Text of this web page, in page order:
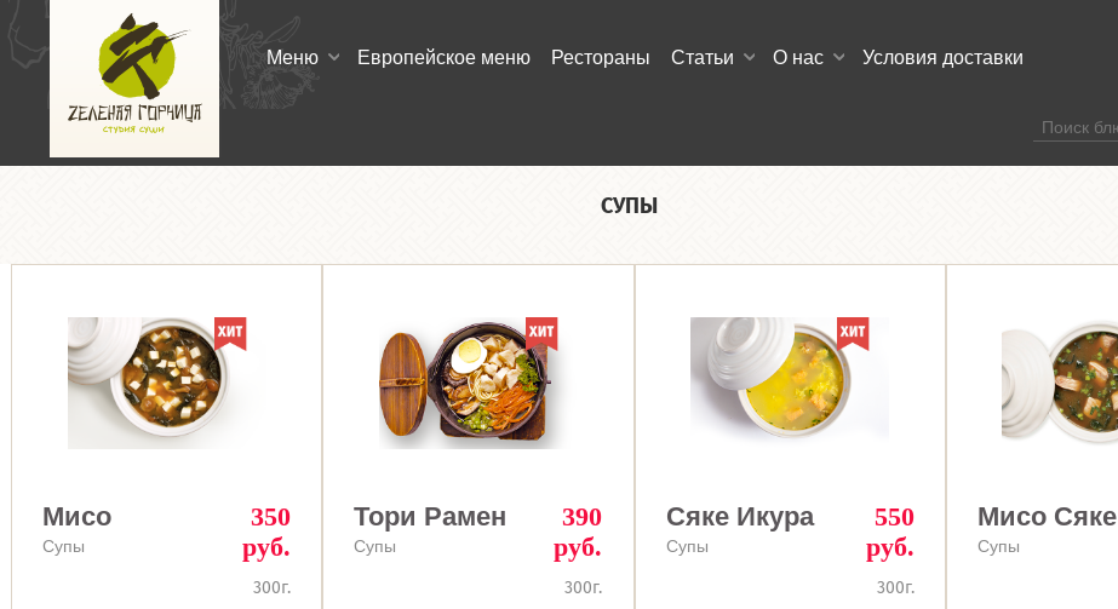
Меню Европейское меню Рестораны Статьи О нас Условия доставки
СУПЫ
Мисо
Супы
350
руб.
300г.
Тори Рамен
Супы
390
руб.
300г.
Сяке Икура
Супы
550
руб.
300г.
Мисо Сяке
Супы